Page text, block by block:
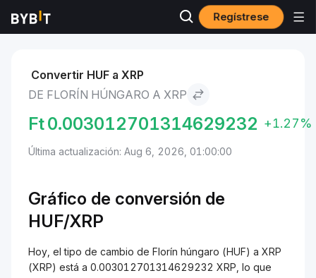
Regístrese
Mercados Florín húngaro to XRP
Convertir HUF a XRP
DE FLORÍN HÚNGARO A XRP
Ft0.003012701314629232 +1.27%
Última actualización: Aug 6, 2026, 01:00:00
Gráfico de conversión de
HUF/XRP
Hoy, el tipo de cambio de Florín húngaro (HUF) a XRP
(XRP) está a 0.003012701314629232 XRP, lo que